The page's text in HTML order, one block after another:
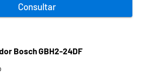
Consultar
Bosch GBH2-24DF